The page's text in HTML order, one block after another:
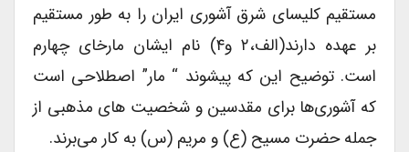
مستقیم کلیسای شرق آشوری ایران را به طور مستقیم
بر عهده دارند‌(الف،۲ و۴) نام ایشان مارخای چهارم
است. توضیح این که پیشوند “ مار” اصطلاحی است
که آشوری‌ها برای مقدسین و شخصیت های مذهبی از
جمله حضرت مسیح (ع) و مریم (س) به کار می‌برند.